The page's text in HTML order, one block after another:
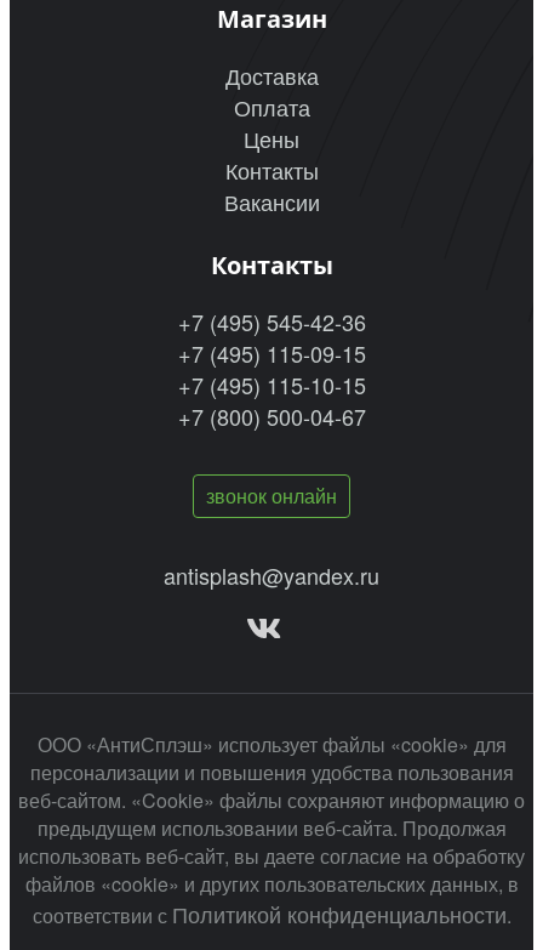
Магазин
Доставка
Оплата
Цены
Контакты
Вакансии
Контакты
+7 (495) 545-42-36
+7 (495) 115-09-15
+7 (495) 115-10-15
+7 (800) 500-04-67
звонок онлайн
antisplash@yandex.ru
ООО «АнтиСплэш» использует файлы «cookie» для
персонализации и повышения удобства пользования
веб-сайтом. «Cookie» файлы сохраняют информацию о
предыдущем использовании веб-сайта. Продолжая
использовать веб-сайт, вы даете согласие на обработку
файлов «cookie» и других пользовательских данных, в
соответствии с Политикой конфиденциальности.